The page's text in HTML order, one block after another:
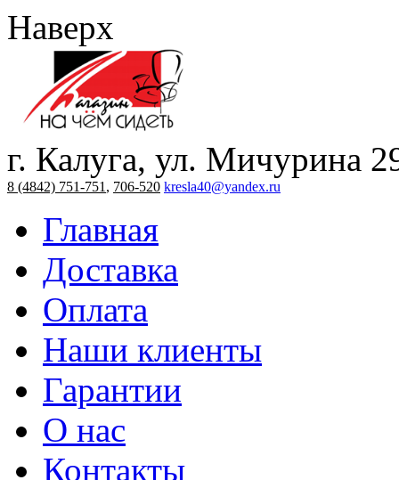
Наверх
г. Калуга, ул. Мичурина
8 (4842) 751-751 , 706-520 kresla40@yandex.ru
Главная
Доставка
Оплата
Наши клиенты
Гарантии
О нас
Контакты